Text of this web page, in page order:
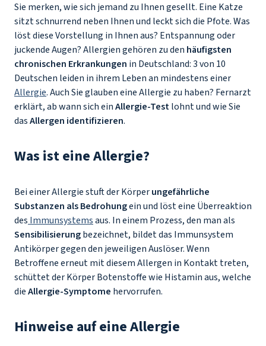
Sie merken, wie sich jemand zu Ihnen gesellt. Eine Katze
sitzt schnurrend neben Ihnen und leckt sich die Pfote. Was
löst diese Vorstellung in Ihnen aus? Entspannung oder
juckende Augen? Allergien gehören zu den häufigsten
chronischen Erkrankungen in Deutschland: 3 von 10
Deutschen leiden in ihrem Leben an mindestens einer
Allergie. Auch Sie glauben eine Allergie zu haben? Fernarzt
erklärt, ab wann sich einAllergie-Testlohnt und wie Sie
dasAllergen identifizieren.
Was ist eine Allergie?
Bei einer Allergie stuft der Körperungefährliche
Substanzen als Bedrohungein und löst eine Überreaktion
des Immunsystemsaus. In einem Prozess, den man als
Sensibilisierungbezeichnet, bildet das Immunsystem
Antikörper gegen den jeweiligen Auslöser. Wenn
Betroffene erneut mit diesem Allergen in Kontakt treten,
schüttet der Körper Botenstoffe wie Histamin aus, welche
dieAllergie-Symptome hervorrufen.
Hinweise auf eine Allergie